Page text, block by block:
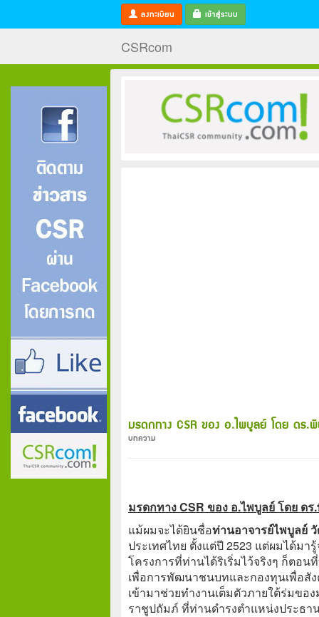
ลงทะเบียน เข้าสู่ระบบ
CSRcom
มรดกทาง CSR ของ อ.ไพบูลย์ โดย ด
บทความ
มรดกทาง CSR ของ อ.ไพบูลย์ โดย ด
แม้ผมจะได้ยินชื่อท่านอาจารย์ไพบูลย์
ประเทศไทย ตั้งแต่ปี 2523 แต่ผมได้ม
โครงการที่ท่านได้ริเริ่มไว้จริงๆ ก็ตอ
เพื่อการพัฒนาชนบทและกองทุนเพื่อสัง
เข้ามาช่วยทำงานเต็มตัวภายใต้ร่มข
ราชูปถัมภ์ ที่ท่านดำรงตำแหน่งประธ